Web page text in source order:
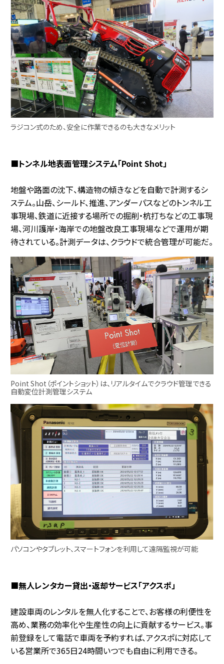
ラジコン式のため、安全に作業できるのも大きなメリット
■トンネル地表面管理システム「Point Shot」
地盤や路面の沈下、構造物の傾きなどを自動で計測するシ
ステム。山岳、シールド、推進、アンダーパスなどのトンネル工
事現場、鉄道に近接する場所での掘削・杭打ちなどの工事現
場、河川護岸・海岸での地盤改良工事現場などで運用が期
待されている。計測データは、クラウドで統合管理が可能だ。
Point Shot（ポイントショット）は、リアルタイムでクラウド管理できる
自動変位計測管理システム
パソコンやタブレット、スマートフォンを利用して遠隔監視が可能
■無人レンタカー貸出・返却サービス「アクスポ」
建設車両のレンタルを無人化することで、お客様の利便性を
高め、業務の効率化や生産性の向上に貢献するサービス。事
前登録をして電話で車両を予約すれば、アクスポに対応して
いる営業所で365日24時間いつでも自由に利用できる。